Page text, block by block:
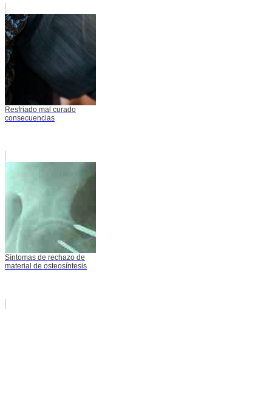
Resfriado mal curado
consecuencias
Síntomas de rechazo de
material de osteosíntesis